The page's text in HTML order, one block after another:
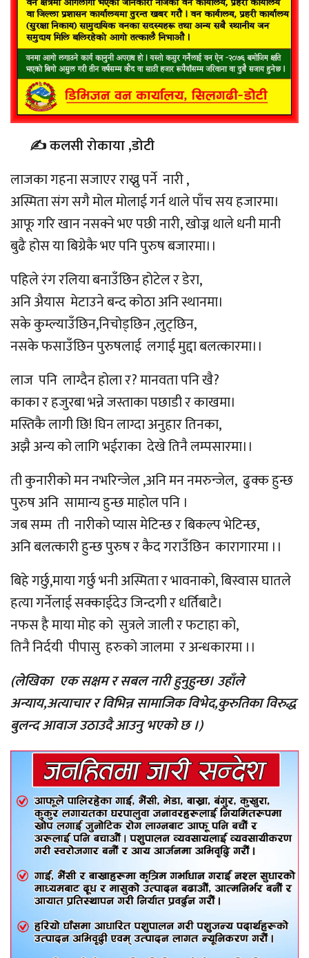
✍️ कलसी रोकाया ,डोटी
लाजका गहना सजाएर राख्नु पर्ने नारी ,
अस्मिता संग सगै मोल मोलाई गर्न थाले पाँच सय हजारमा।
आफू गरि खान नसक्ने भए पछी नारी, खोज्न थाले धनी मानी
बुढै होस या बिग्रेकै भए पनि पुरुष बजारमा।।
पहिले रंग रलिया बनाउँछिन होटेल र डेरा,
अनि अैयास मेटाउने बन्द कोठा अनि स्थानमा।
सके कुम्ल्याउँछिन,निचोड्छिन ,लुट्छिन,
नसके फसाउँछिन पुरुषलाई लगाई मुद्दा बलत्कारमा।।
लाज पनि लाग्दैन होला र? मानवता पनि खै?
काका र हजुरबा भन्ने जस्ताका पछाडी र काखमा।
मस्तिकै लागी छि! घिन लाग्दा अनुहार तिनका,
अझै अन्य को लागि भईराका देखे तिनै लम्पसारमा।।
ती कुनारीको मन नभरिन्जेल ,अनि मन नमरुन्जेल, ढुक्क हुन्छ
पुरुष अनि सामान्य हुन्छ माहोल पनि ।
जब सम्म ती नारीको प्यास मेटिन्छ र बिकल्प भेटिन्छ,
अनि बलत्कारी हुन्छ पुरुष र कैद गराउँछिन कारागारमा ।।
बिहे गर्छु,माया गर्छु भनी अस्मिता र भावनाको, बिस्वास घातले
हत्या गर्नेलाई सक्काईदेउ जिन्दगी र धर्तिबाटै।
नफस है माया मोह को सुत्रले जाली र फटाहा को,
तिनै निर्दयी पीपासु हरुको जालमा र अन्धकारमा ।।
(लेखिका एक सक्षम र सबल नारी हुनुहुन्छ। उहाँले
अन्याय,अत्याचार र विभिन्न सामाजिक विभेद,कुरुतिका विरुद्ध
बुलन्द आवाज उठाउदै आउनु भएको छ ।)